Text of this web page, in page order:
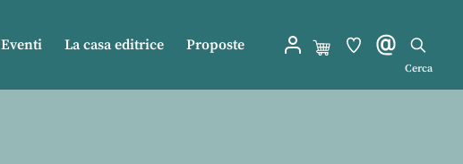
Eventi La casa editrice Proposte
Cerca